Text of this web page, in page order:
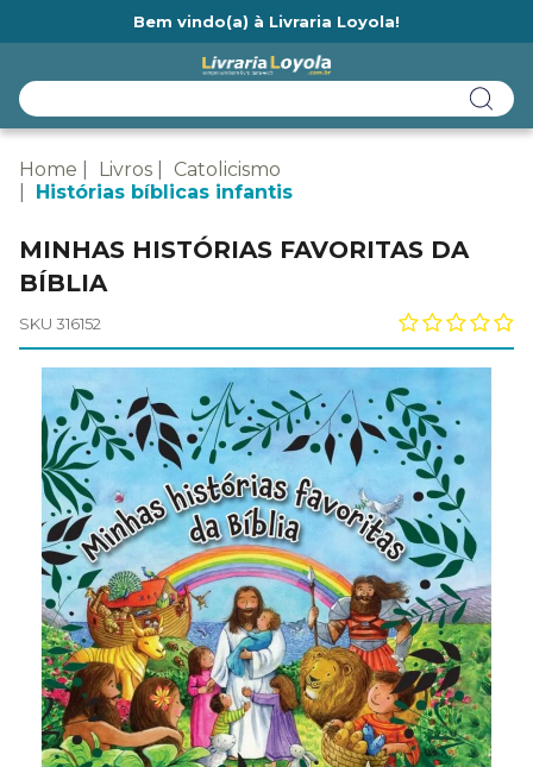
Bem vindo(a) à Livraria Loyola!
Home Livros
Catolicismo
Histórias bíblicas infantis
MINHAS HISTÓRIAS FAVORITAS DA
BÍBLIA
SKU 316152